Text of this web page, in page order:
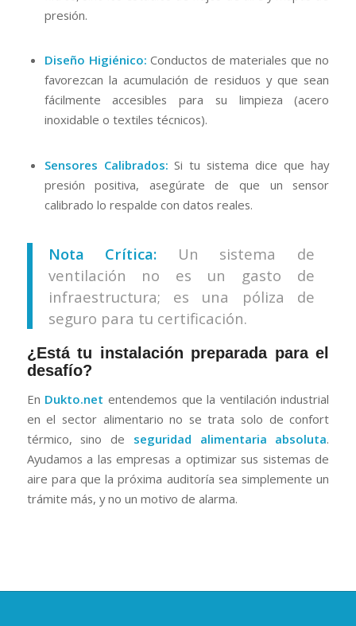
presión.
Diseño Higiénico: Conductos de materiales que no
favorezcan la acumulación de residuos y que sean
fácilmente accesibles para su limpieza (acero
inoxidable o textiles técnicos).
Sensores Calibrados: Si tu sistema dice que hay
presión positiva, asegúrate de que un sensor
calibrado lo respalde con datos reales.
Nota Crítica: Un sistema de
ventilación no es un gasto de
infraestructura; es una póliza de
seguro para tu certificación.
¿Está tu instalación preparada para el
desafío?
En Dukto.net entendemos que la ventilación industrial
en el sector alimentario no se trata solo de confort
térmico, sino de seguridad alimentaria absoluta.
Ayudamos a las empresas a optimizar sus sistemas de
aire para que la próxima auditoría sea simplemente un
trámite más, y no un motivo de alarma.